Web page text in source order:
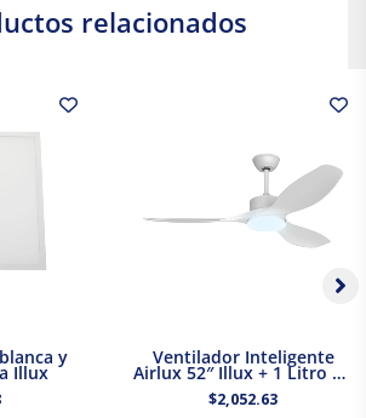
relacionados
y
Illux
Ventilador Inteligente
Airlux 52″ Illux + 1 Litro de
Pintura Blanca Acuario
$2,052.63